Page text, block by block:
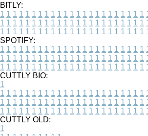
BITLY:
1 1 1 1 1 1 1 1 1 1 1 1 1 1 1 1 1 1 1 1 1 1 1
1 1 1 1 1 1 1 1 1 1 1 1 1 1 1 1 1 1 1 1 1 1 1
1 1 1 1 1 1 1 1 1 1 1 1 1 1 1 1 1 1 1 1 1 1 1
SPOTIFY:
1 1 1 1 1 1 1 1 1 1 1 1 1 1 1 1 1 1 1 1 1 1 1
1 1 1 1 1 1 1 1 1 1 1 1 1 1 1 1 1 1 1 1 1 1 1
1 1 1 1 1 1 1 1 1 1 1 1 1 1 1 1 1 1 1 1 1 1 1
CUTTLY BIO:
1
1 1 1 1 1 1 1 1 1 1 1 1 1 1 1 1 1 1 1 1 1 1 1
1 1 1 1 1 1 1 1 1 1 1 1 1 1 1 1 1 1 1 1 1 1 1
1 1 1 1 1 1 1 1 1 1 1 1 1 1 1 1 1 1 1 1 1 1 1
CUTTLY OLD:
1